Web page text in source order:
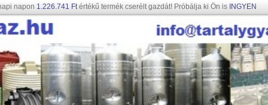
napon 1.226.741 Ftértékű termék cserélt gazdát! Próbálja ki Ön is INGYEN